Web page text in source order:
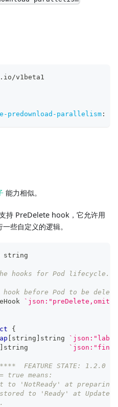
v1beta1
predownload-parallelism :
能力相似。
持 PreDelete hook，它允许用
些自定义的逻辑。
string
hooks for Pod lifecycle.
before Pod to be
{
[ string ] string
] string
FEATURE STATE:
true means:
'NotReady' at
to 'Ready' at